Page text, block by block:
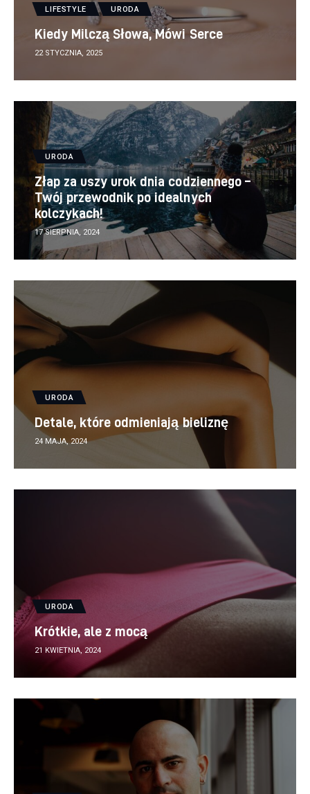
LIFESTYLE URODA
Kiedy Milczą Słowa, Mówi Serce
22 STYCZNIA, 2025
URODA
Złap za uszy urok dnia codziennego –
Twój przewodnik po idealnych
kolczykach!
17 SIERPNIA, 2024
URODA
Detale, które odmieniają bieliznę
24 MAJA, 2024
URODA
Krótkie, ale z mocą
21 KWIETNIA, 2024